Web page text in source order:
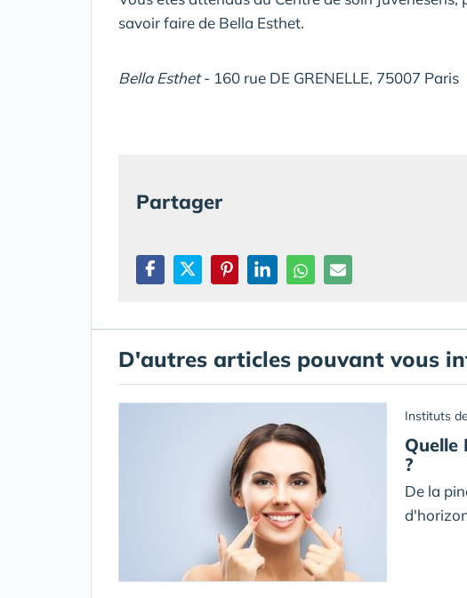
savoir faire de Bella Esthet.
Bella Esthet- 160 rue DE GRENELLE, 75007 Paris
Partager
D'autres articles pouvant vous
Instituts
Quelle
?
De la